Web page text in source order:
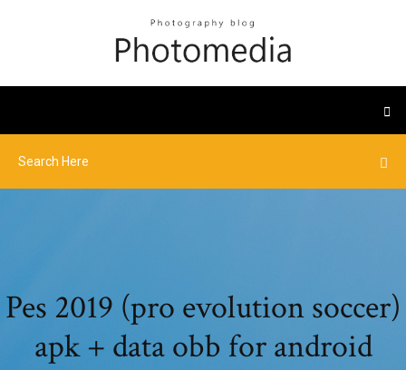
Pes 2019 (pro evolution soccer)
apk + data obb for android